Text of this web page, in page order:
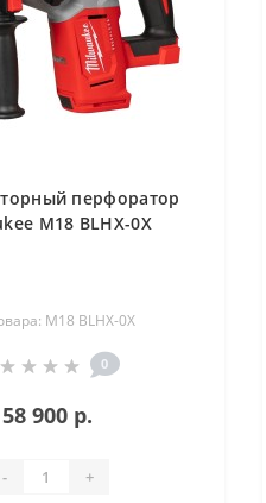
перфоратор
M18 BLHX-0X
M18 BLHX-0X
0
58 900 р.
- +